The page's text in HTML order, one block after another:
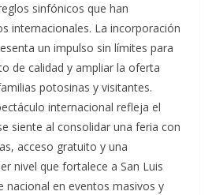
sinfónicos que han
internacionales. La incorporación
un impulso sin límites para
de calidad y ampliar la oferta
potosinas y visitantes.
internacional refleja el
siente al consolidar una feria con
acceso gratuito y una
nivel que fortalece a San Luis
nacional en eventos masivos y